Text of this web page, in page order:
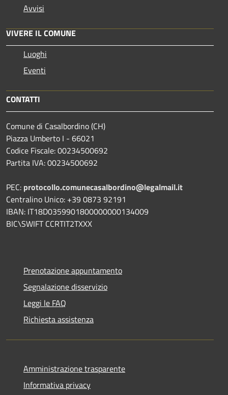
Avvisi
VIVERE IL COMUNE
Luoghi
Eventi
CONTATTI
Comune di Casalbordino (CH)
Piazza Umberto I - 66021
Codice Fiscale: 00234500692
Partita IVA: 00234500692
PEC: protocollo.comunecasalbordino@legalmail.it
Centralino Unico: +39 0873 92191
IBAN: IT18D0359901800000000134009
BIC\SWIFT CCRTIT2TXXX
Prenotazione appuntamento
Segnalazione disservizio
Leggi le FAQ
Richiesta assistenza
Amministrazione trasparente
Informativa privacy